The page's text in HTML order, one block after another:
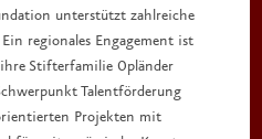
unterstützt zahlreiche
regionales Engagement ist
Stifterfamilie Opländer
Talentförderung
Projekten mit